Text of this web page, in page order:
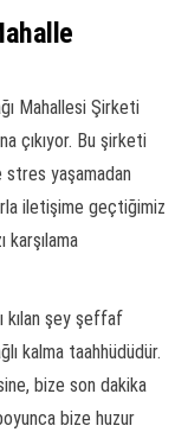
Mahallesi Şirketi
çıkıyor. Bu şirketi
yaşamadan
iletişime geçtiğimiz
karşılama
kılan şey şeffaf
kalma taahhüdüdür.
bize son dakika
bize huzur